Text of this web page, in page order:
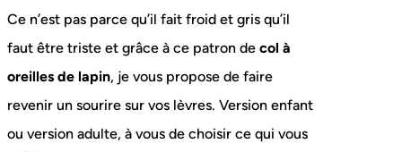
Ce n’est pas parce qu’il fait froid et gris qu’il
faut être triste et grâce à ce patron de col à
oreilles de lapin, je vous propose de faire
revenir un sourire sur vos lèvres. Version enfant
ou version adulte, à vous de choisir ce qui vous